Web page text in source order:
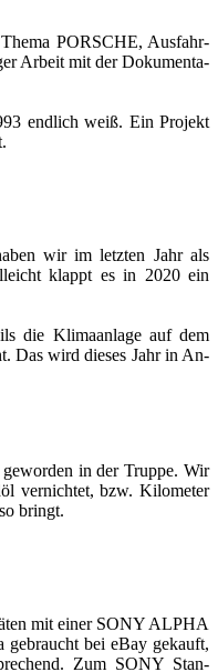
POR­SCHE, Aus­fahr­
Ar­beit mit der Do­ku­men­ta­
end­lich weiß. Ein Pro­jekt
wir im letz­ten Jahr als
klappt es in 2020 ein
die Kli­ma­an­la­ge auf dem
Das wird die­ses Jahr in An­
in der Trup­pe. Wir
ver­nich­tet, bzw. Ki­lo­me­ter
bringt.
mit einer SONY ALPHA
bei eBay ge­kauft,
Zum SONY Stan­